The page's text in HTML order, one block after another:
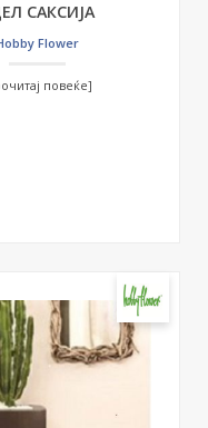
САКСИЈА
Flower
повеќе]